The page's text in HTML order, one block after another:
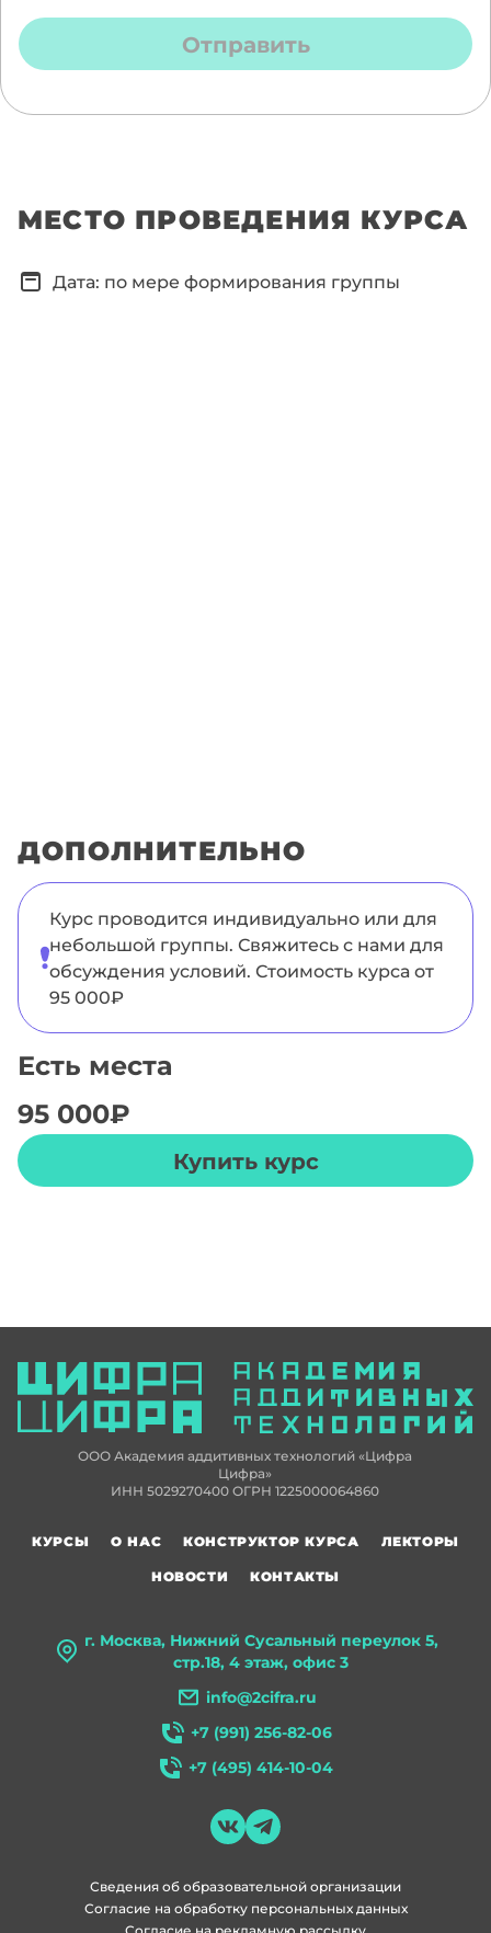
Отправить
МЕСТО ПРОВЕДЕНИЯ КУРСА
Дата: по мере формирования группы
ДОПОЛНИТЕЛЬНО
Курс проводится индивидуально или для
небольшой группы. Свяжитесь с нами для
обсуждения условий. Стоимость курса от
95 000₽
Есть места
95 000₽
Купить курс
ООО Академия аддитивных технологий «Цифра
Цифра»
ИНН 5029270400 ОГРН 1225000064860
г. Москва, Нижний Сусальный переулок 5,
стр.18, 4 этаж, офис 3
info@2cifra.ru
+7 (991) 256-82-06
+7 (495) 414-10-04
КУРСЫ О НАС КОНСТРУКТОР КУРСА
ЛЕКТОРЫ
НОВОСТИ
КОНТАКТЫ
Согласие на обработку персональных данных
Сведения об образовательной организации